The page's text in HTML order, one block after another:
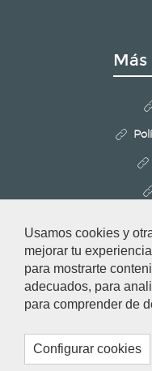
Usamos cookies y
mejorar tu
para mostrarte
adecuados, para
para comprender de
Configurar cookies